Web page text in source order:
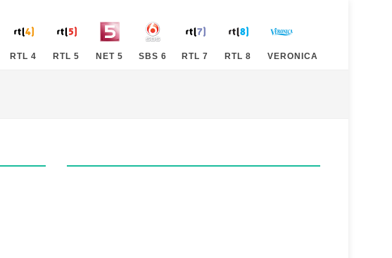
RTL 4 RTL 5 NET 5 SBS 6 RTL 7 RTL 8 VERONICA